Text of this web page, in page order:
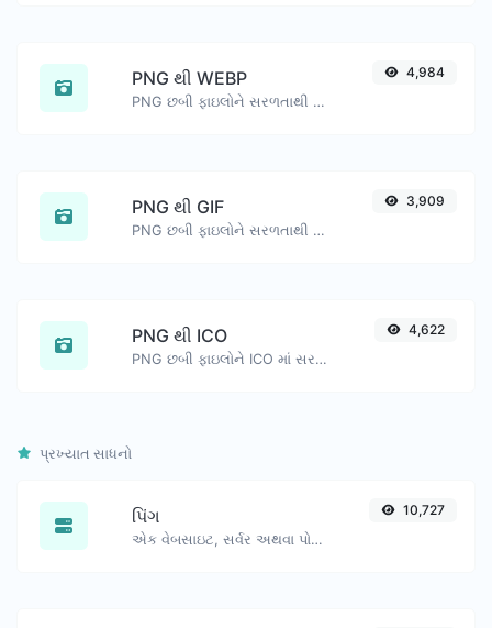
PNG થી WEBP
PNG છબી ફાઇલોને સરળતાથી WEBP માં રૂપાંતરિત કરો.
4,984
PNG થી GIF
PNG છબી ફાઇલોને સરળતાથી GIF માં રૂપાંતરિત કરો.
3,909
PNG થી ICO
PNG છબી ફાઇલોને ICO માં સરળતાથી રૂપાંતરિત કરો.
4,622
પ્રખ્યાત સાધનો
પિંગ
એક વેબસાઇટ, સર્વર અથવા પોર્ટને પિંગ કરો.
10,727